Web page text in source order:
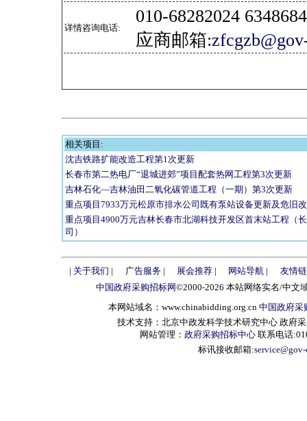
详情咨询电话:
010-68282024
应商邮箱:
相关项目:
沈吉铁路扩能改造工程第1次更新
长春市第二热电厂“退城进郊”项目配套热网工程第3次更新
吉林石化—吉林油田二氧化碳管道工程（一期）第3次更新
重点项目7933万元松原市排水公司既有泵站设备更新及危旧
重点项目4900万元吉林长春市北湖科技开发区首末站工程（
司）
| 关于我们 | 广告服务| 展会推荐| 网站导航 |
友情
中国政府采购招标网©2000-2026 本站网络实名/中文
本网站域名：www.chinabidding.org.cn 中国政府采
技术支持：北京中政发科学技术研究中心 政府
网站管理： 政府采购招标中心 联系电话
标讯接收邮箱: